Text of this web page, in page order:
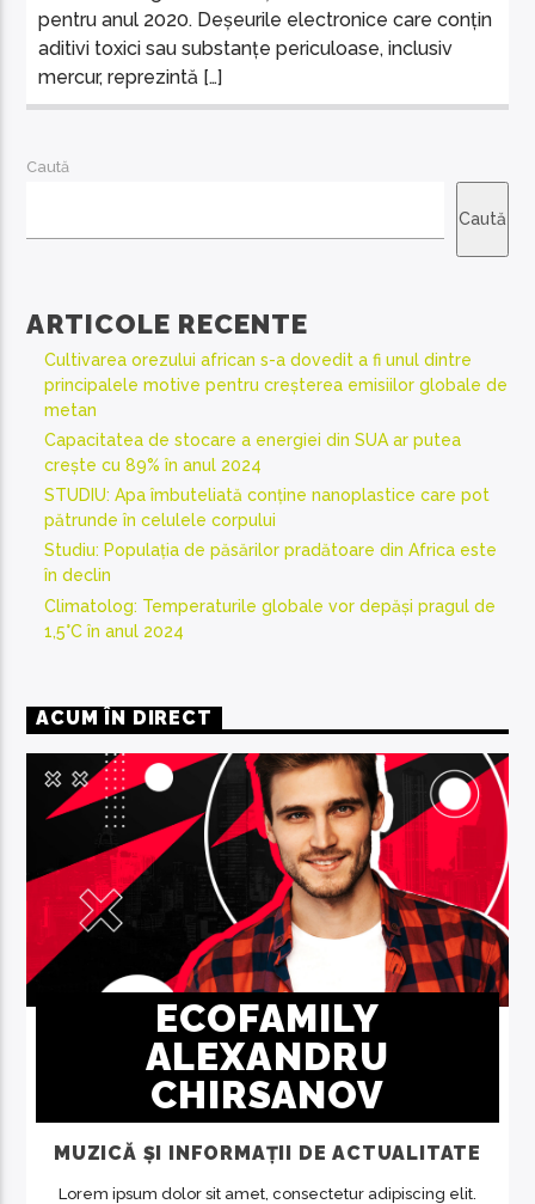
pentru anul 2020. Deșeurile electronice care conțin
aditivi toxici sau substanțe periculoase, inclusiv
mercur, reprezintă […]
Caută
Caută
ARTICOLE RECENTE
Cultivarea orezului african s-a dovedit a fi unul dintre
principalele motive pentru creșterea emisiilor globale de
metan
Capacitatea de stocare a energiei din SUA ar putea
crește cu 89% în anul 2024
STUDIU: Apa îmbuteliată conține nanoplastice care pot
pătrunde în celulele corpului
Studiu: Populația de păsărilor pradătoare din Africa este
în declin
Climatolog: Temperaturile globale vor depăși pragul de
1,5°C în anul 2024
ACUM ÎN DIRECT
ECOFAMILY
ALEXANDRU
CHIRSANOV
MUZICĂ ȘI INFORMAȚII DE ACTUALITATE
Lorem ipsum dolor sit amet, consectetur adipiscing elit.